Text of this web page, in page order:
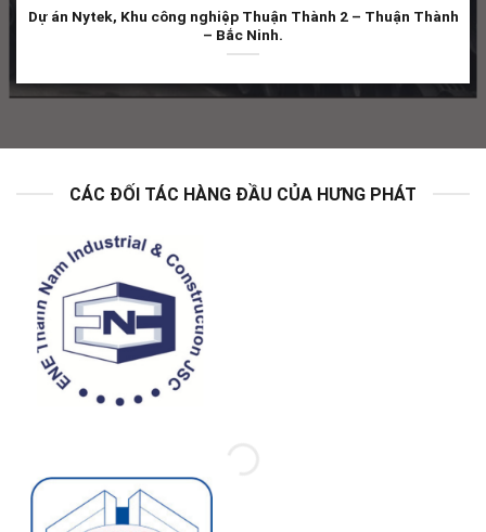
Dự án Nytek, Khu công nghiệp Thuận Thành 2 – Thuận Thành
– Bắc Ninh.
CÁC ĐỐI TÁC HÀNG ĐẦU CỦA HƯNG PHÁT